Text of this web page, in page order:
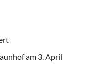
am 3. April